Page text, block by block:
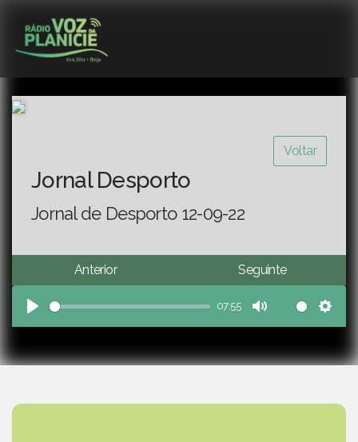
Voltar
Jornal Desporto
Jornal de Desporto 12-09-22
Anterior Seguinte
Play
07:55
Mute